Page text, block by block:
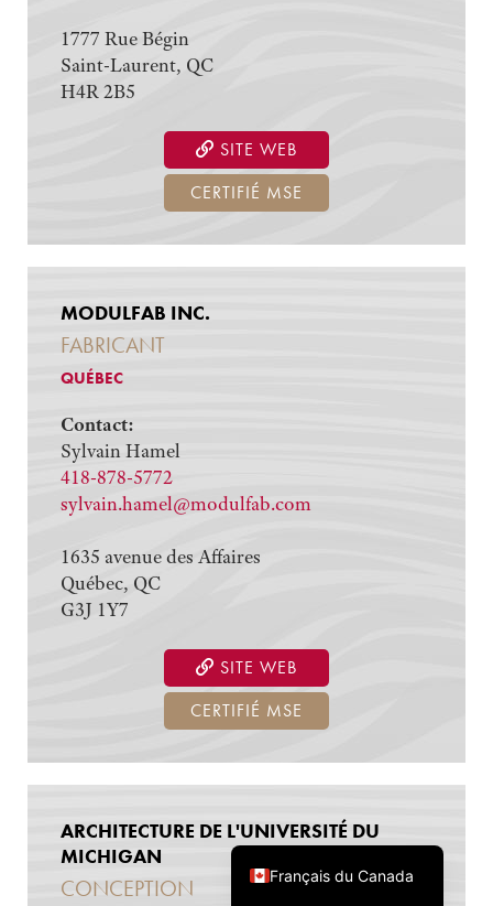
1777 Rue Bégin
Saint-Laurent, QC
H4R 2B5
SITE WEB
CERTIFIÉ MSE
MODULFAB INC.
FABRICANT
QUÉBEC
Contact:
Sylvain Hamel
418-878-5772
sylvain.hamel@modulfab.com
1635 avenue des Affaires
Québec, QC
G3J 1Y7
SITE WEB
CERTIFIÉ MSE
ARCHITECTURE DE L'UNIVERSITÉ DU
MICHIGAN
CONCEPTION Français du Canada
English (Canada)